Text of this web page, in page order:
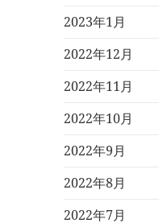
2023年1月
2022年12月
2022年11月
2022年10月
2022年9月
2022年8月
2022年7月